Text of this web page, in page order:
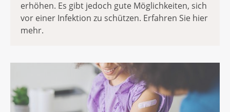
erhöhen. Es gibt jedoch gute Möglichkeiten, sich
vor einer Infektion zu schützen. Erfahren Sie hier
mehr.